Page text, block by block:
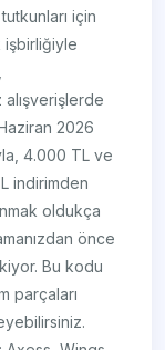
için
işbirliğiyle
alışverişlerde
2026
4.000 TL ve
indirimden
oldukça
önce
Bu kodu
parçaları